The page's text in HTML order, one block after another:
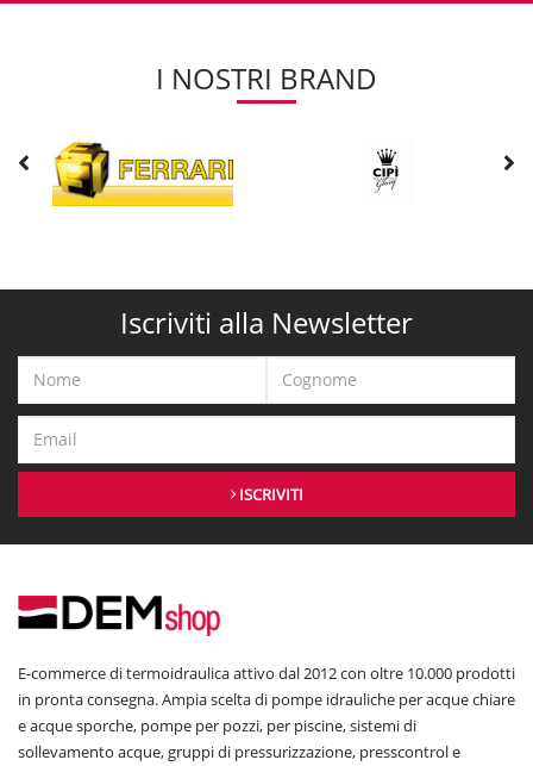
I NOSTRI BRAND
Iscriviti alla Newsletter
ISCRIVITI
E-commerce di termoidraulica attivo dal 2012 con oltre 10.000 prodotti
in pronta consegna. Ampia scelta di pompe idrauliche per acque chiare
e acque sporche, pompe per pozzi, per piscine, sistemi di
sollevamento acque, gruppi di pressurizzazione, presscontrol e